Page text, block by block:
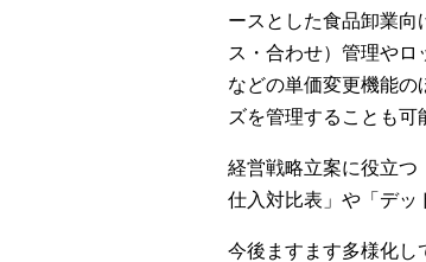
ースとした食品卸業
ス・合わせ）管理や
などの単価変更機能の
ズを管理することも可
経営戦略立案に役立つ
仕入対比表」や「デッ
今後ますます多様化し